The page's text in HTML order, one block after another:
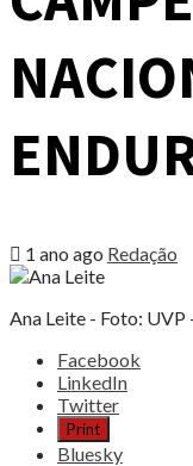
1 ano ago Redação
Ana Leite - Foto: UVP
Share
post
"ANA
LEITE
Facebook
LinkedIn
Twitter
Print
Bluesky